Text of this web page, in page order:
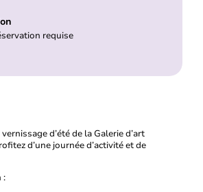
requise
d’été de la Galerie d’art
d’une journée d’activité et de
: